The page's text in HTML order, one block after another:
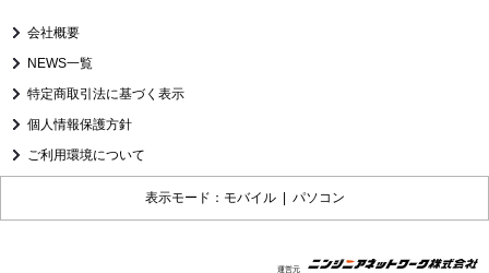
会社概要
NEWS一覧
特定商取引法に基づく表示
個人情報保護方針
ご利用環境について
表示モード：モバイル | パソコン
運営元